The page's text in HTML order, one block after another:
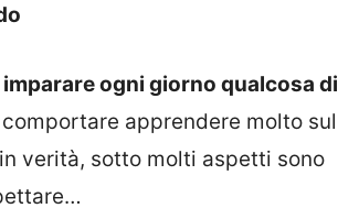
imparare ogni giorno qualcosa di
apprendere molto sul
verità, sotto molti aspetti sono